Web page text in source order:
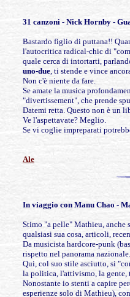
31 canzoni - Nick Hornby -
Bastardo figlio di puttana!!
l'autocritica radical-chic di
quale cerca di intortarti,
uno-due, ti stende e vince
Non c'è niente da fare.
Se amate la musica
"divertissement", che prende
Datemi retta. Questo non è un
Ve l'aspettavate? Meglio.
Se vi coglie impreparati
Ale
In viaggio con Manu Chao -
Stimo "a pelle" Mathieu, anche
qualsiasi sua cosa, articoli,
Da musicista hardcore-punk
rispetto nel panorama nazionale.
Qui, col suo stile asciutto, si
la politica, l'attivismo, la gente,
Nonostante io stenti a capire
esperienze solo di Mathieu),